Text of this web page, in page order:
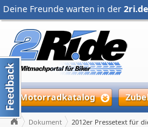
Deine Freunde warten in der
Motorradkatalog
Dokument 2012er Pressetext für